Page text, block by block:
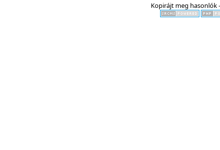
Kopirájt meg hasonlók